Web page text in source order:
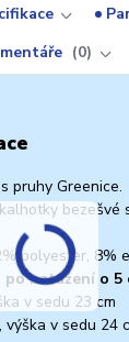
0
pruhy Greenice.
bezešvé
polyester, 8%
natažení o 5
v sedu 23 cm
výška v sedu 24